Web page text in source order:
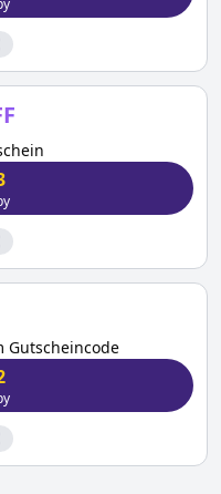
Gutscheincode